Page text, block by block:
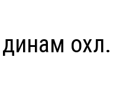
охл.